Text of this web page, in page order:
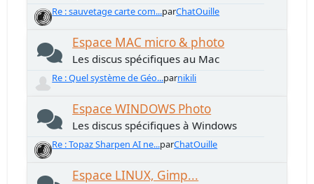
Re : sauvetage carte com...parChatOuille
Espace MAC micro & photo
Les discus spécifiques au Mac
Re : Quel système de Géo...parnikili
Espace WINDOWS Photo
Les discus spécifiques à Windows
Re : Topaz Sharpen AI ne...parChatOuille
Espace LINUX, Gimp...